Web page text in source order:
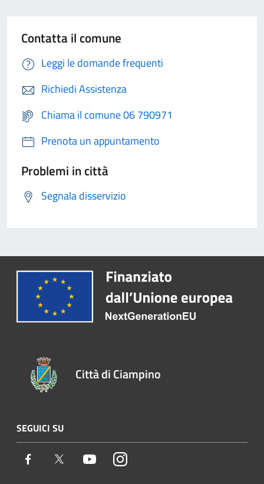
Contatta il comune
Leggi le domande frequenti
Richiedi Assistenza
Chiama il comune 06 790971
Prenota un appuntamento
Problemi in città
Segnala disservizio
Città di Ciampino
SEGUICI SU
Facebook Twitter YoutubeInstagram